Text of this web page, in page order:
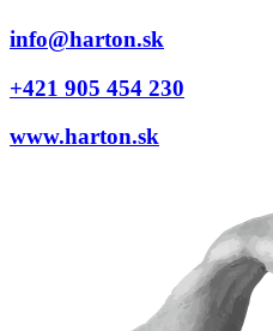
info@harton.sk
+421 905 454 230
www.harton.sk